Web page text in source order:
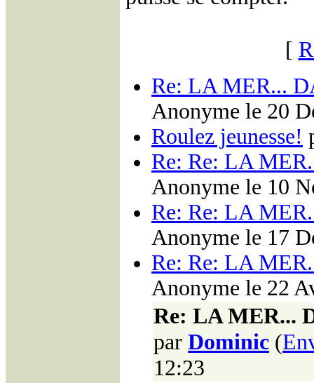
[
Re: LA MER...
Anonyme le 20
Roulez jeunesse!
Re: Re: LA
Anonyme le 10
Re: Re: LA
Anonyme le 17
Re: Re: LA
Anonyme le 22
Re: LA MER...
par Dominic (
12:23